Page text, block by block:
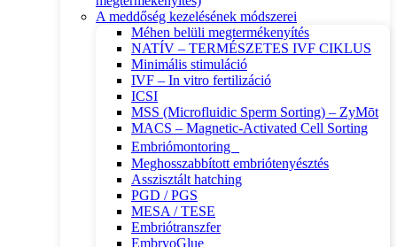
A meddőség kezelésének módszerei
Méhen belüli megtermékenyítés
NATÍV – TERMÉSZETES IVF CIKLUS
Minimális stimuláció
IVF – In vitro fertilizáció
ICSI
MSS (Microfluidic Sperm Sorting) – ZyMōt
MACS – Magnetic-Activated Cell Sorting
Embriómontoring
Meghosszabbított embriótenyésztés
Asszisztált hatching
PGD / PGS
MESA / TESE
Embriótranszfer
EmbryoGlue